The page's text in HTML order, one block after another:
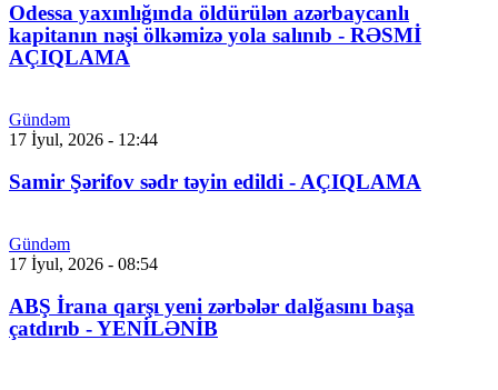
Odessa yaxınlığında öldürülən azərbaycanlı
kapitanın nəşi ölkəmizə yola salınıb - RƏSMİ
AÇIQLAMA
Gündəm
17 İyul, 2026 - 12:44
Samir Şərifov sədr təyin edildi - AÇIQLAMA
Gündəm
17 İyul, 2026 - 08:54
ABŞ İrana qarşı yeni zərbələr dalğasını başa
çatdırıb - YENİLƏNİB